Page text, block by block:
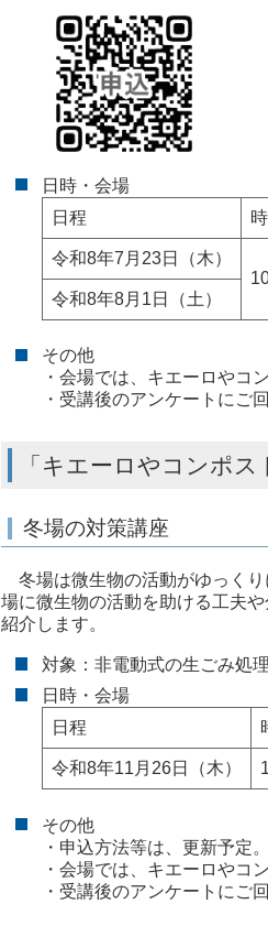
日時・会場
日程
令和8年7月23日（木）
令和8年8月1日（土）
その他
・会場では、キエーロやコ
・受講後のアンケートにご
「キエーロやコンポ
冬場の対策講座
冬場は微生物の活動がゆっくり
場に微生物の活動を助ける工夫
紹介します。
対象：非電動式の生ごみ処
日時・会場
日程
令和8年11月26日（木）
その他
・申込方法等は、更新予定。
・会場では、キエーロやコ
・受講後のアンケートにご